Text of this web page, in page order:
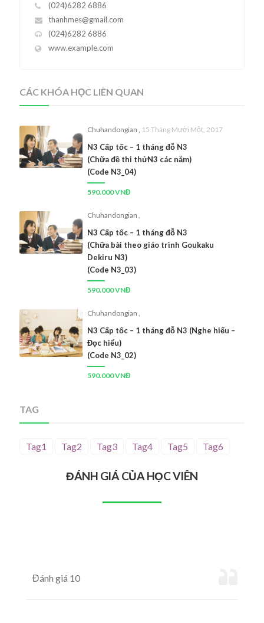
(024)6282 6886
thanhmes@gmail.com
(024)6282 6886
www.example.com
CÁC KHÓA HỌC LIÊN QUAN
Chuhandongian , 15 Tháng Mười Một, 2017
N3 Cấp tốc – 1 tháng đỗ N3
(Chữa đề thi thửN3 các năm)
(Code N3_04)
590.000 VNĐ
Chuhandongian ,
N3 Cấp tốc – 1 tháng đỗ N3
(Chữa bài theo giáo trình Goukaku
Dekiru N3)
(Code N3_03)
590.000 VNĐ
Chuhandongian ,
N3 Cấp tốc – 1 tháng đỗ N3 (Nghe hiểu –
Đọc hiểu)
(Code N3_02)
590.000 VNĐ
TAG
Tag1 Tag2 Tag3 Tag4 Tag5 Tag6
ĐÁNH GIÁ CỦA HỌC VIÊN
Đánh giá 10